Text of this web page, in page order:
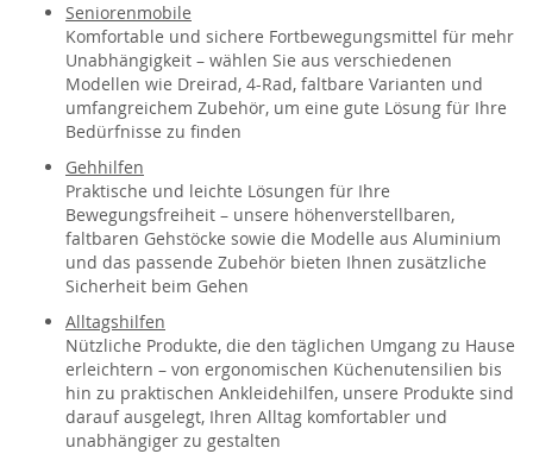
Seniorenmobile
Komfortable und sichere Fortbewegungsmittel für mehr
Unabhängigkeit – wählen Sie aus verschiedenen
Modellen wie Dreirad, 4-Rad, faltbare Varianten und
umfangreichem Zubehör, um eine gute Lösung für Ihre
Bedürfnisse zu finden
Gehhilfen
Praktische und leichte Lösungen für Ihre
Bewegungsfreiheit – unsere höhenverstellbaren,
faltbaren Gehstöcke sowie die Modelle aus Aluminium
und das passende Zubehör bieten Ihnen zusätzliche
Sicherheit beim Gehen
Alltagshilfen
Nützliche Produkte, die den täglichen Umgang zu Hause
erleichtern – von ergonomischen Küchenutensilien bis
hin zu praktischen Ankleidehilfen, unsere Produkte sind
darauf ausgelegt, Ihren Alltag komfortabler und
unabhängiger zu gestalten